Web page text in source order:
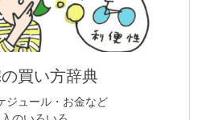
買い方辞典
ジュール・お金など